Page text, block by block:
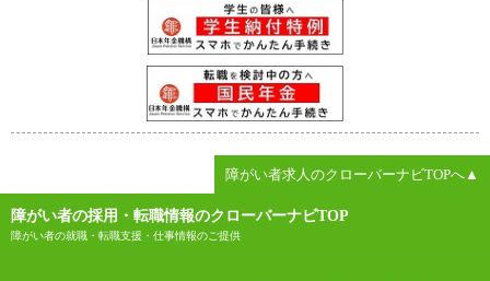
障がい者求人のクローバーナビTOPへ▲
障がい者の採用・転職情報のクローバーナビTOP
障がい者の就職・転職支援・仕事情報のご提供